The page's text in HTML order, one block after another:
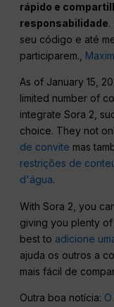
rápido e
responsabilidade.
seu código e até
participarem.,
As of January 15,
limited number of
integrate Sora 2,
choice. They not
de convite mas
restrições de
d'água.
With Sora 2, you
giving you plenty of
best to adicione
ajuda os outros a
mais fácil de
Outra boa notícia: